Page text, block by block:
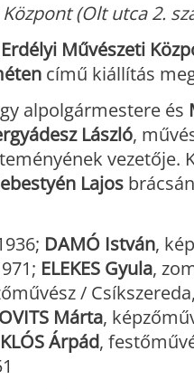
(Olt utca 2.
Erdélyi Művészeti
című kiállítás
alpolgármestere és
László,
vezetője.
Lajos
DAMÓ István,
ELEKES Gyula,
/
Márta,
Árpád,